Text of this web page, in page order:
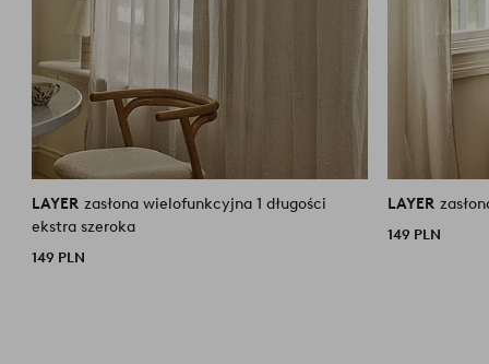
LAYER zasłona wielofunkcyjna 1 długości
ekstra szeroka
149 PLN
LAYER
149 PLN